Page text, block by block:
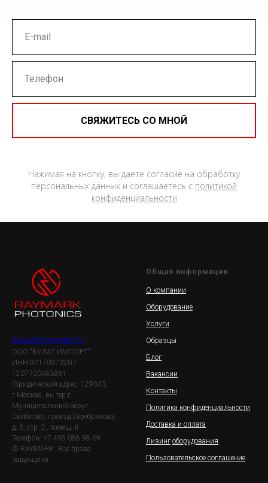
СВЯЖИТЕСЬ СО МНОЙ
Нажимая на кнопку, вы даете согласие на обработку
персональных данных и соглашаетесь c политикой
конфиденциальности
zakaz@raymark.ru
ООО "БУЛАТ ИМПОРТ"
ИНН 9717097320 /
1207700483891
Юридический адрес: 129343,
г.Москва, вн.тер.г.
Муниципальный округ
Свиблово, проезд Серебрякова,
д. 6, стр. 2, помещ. II
Телефон: +7 495 088 98 69
© RAYMARK. Все права
защищены.
Общая информация
О компании
Оборудование
Услуги
Образцы
Блог
Вакансии
Контакты
Политика конфиденциальности
Доставка и оплата
Лизинг оборудования
Пользовательское соглашение